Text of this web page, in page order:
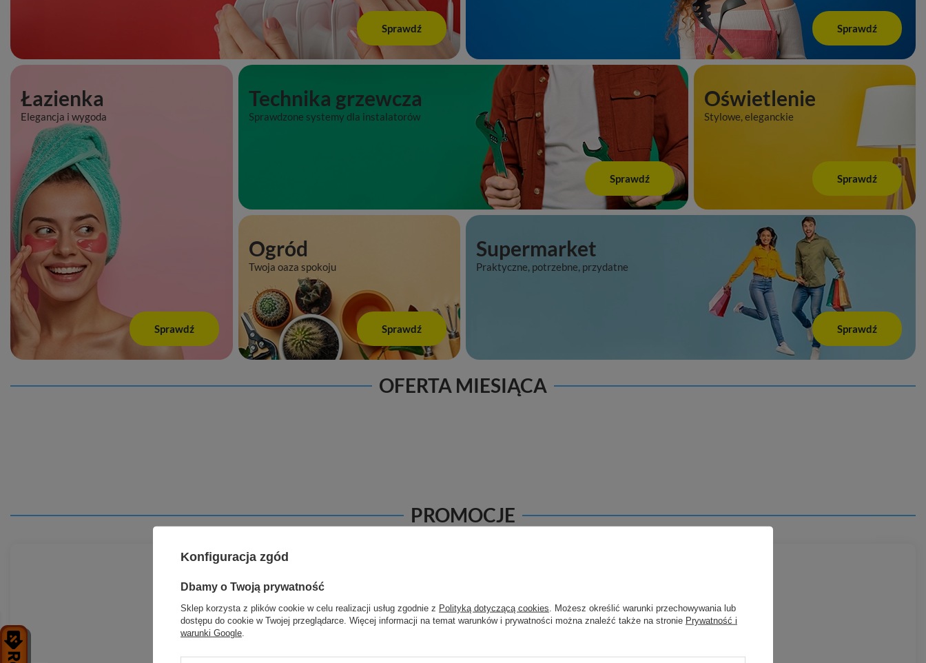
Sprawdź Sprawdź
Łazienka
Elegancja i wygoda
Sprawdź
Technika grzewcza
Sprawdzone systemy dla instalatorów
Sprawdź
Oświetlenie
Stylowe, eleganckie
Sprawdź
Ogród
Twoja oaza spokoju
Sprawdź
Supermarket
Praktyczne, potrzebne, przydatne
Sprawdź
OFERTA MIESIĄCA
PROMOCJE
Konfiguracja zgód
Dbamy o Twoją prywatność
Sklep korzysta z plików cookie w celu realizacji usług zgodnie z Polityką dotyczącą cookies . Możesz określić warunki przechowywania lub
dostępu do cookie w Twojej przeglądarce. Więcej informacji na temat warunków i prywatności można znaleźć także na stronie Prywatność i
warunki Google